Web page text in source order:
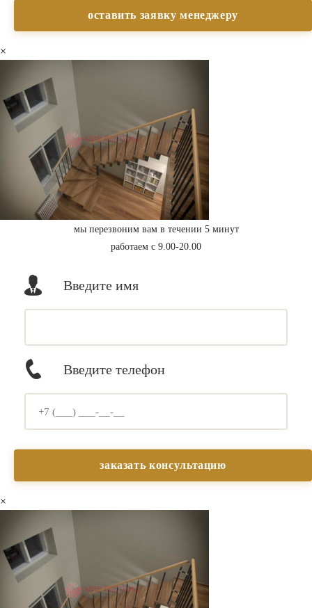
×
мы перезвоним вам в течении 5 минут
работаем с 9.00-20.00
Введите имя
Введите телефон
×